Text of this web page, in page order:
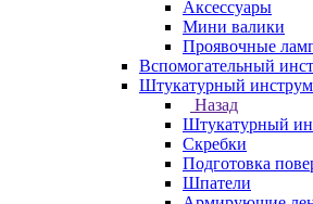
Аксессуары
Мини валики
Проявочные
Вспомогательный
Штукатурный
Назад
Штукатурный
Скребки
Подготовка
Шпатели